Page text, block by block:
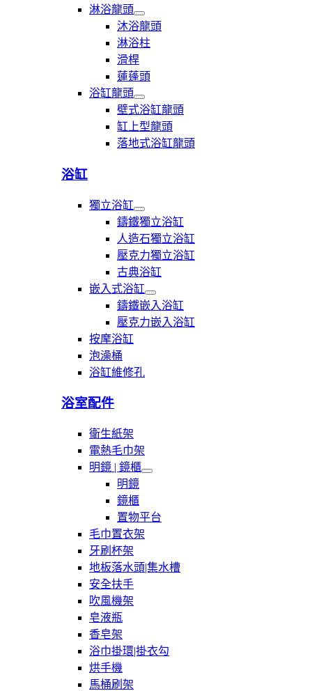
淋浴龍頭
展
開
淋
浴
龍
沐浴龍頭
淋浴柱
滑桿
蓮蓬頭
浴缸龍頭
展
開
浴
缸
壁式浴缸龍頭
缸上型龍頭
落地式浴缸龍頭
浴缸
獨立浴缸
展
開
獨
立
浴
缸
鑄鐵獨立浴缸
人造石獨立浴缸
壓克力獨立浴缸
古典浴缸
嵌入式浴缸
展
開
嵌
鑄鐵嵌入浴缸
壓克力嵌入浴缸
按摩浴缸
泡澡桶
浴缸維修孔
浴室配件
衛生紙架
電熱毛巾架
明鏡 | 鏡櫃
鏡
明鏡
鏡櫃
置物平台
毛巾置衣架
牙刷杯架
地板落水頭|集水槽
安全扶手
吹風機架
皂液瓶
香皂架
浴巾掛環|掛衣勾
烘手機
馬桶刷架